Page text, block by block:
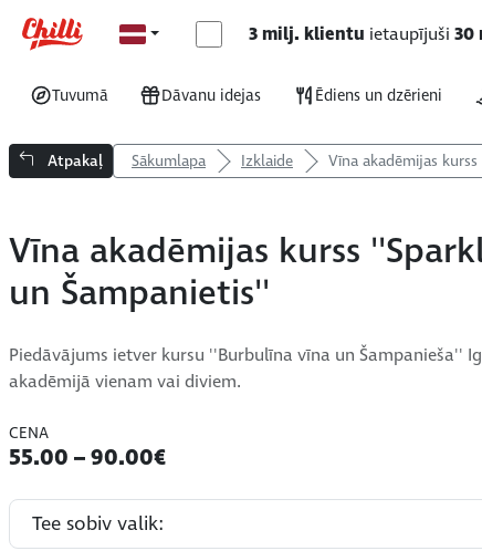
3 milj. klientu ietaupījuši 30
Tuvumā Dāvanu idejas Ēdiens un dzērieni
Atpakaļ Sākumlapa Izklaide Vīna akadēmijas
Vīna akadēmijas kurss
un Šampanietis''
Piedāvājums ietver kursu ''Burbulīna vīna un Šampanieša''
akadēmijā vienam vai diviem.
CENA
55.00 – 90.00€